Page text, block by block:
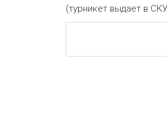
(турникет выдает в